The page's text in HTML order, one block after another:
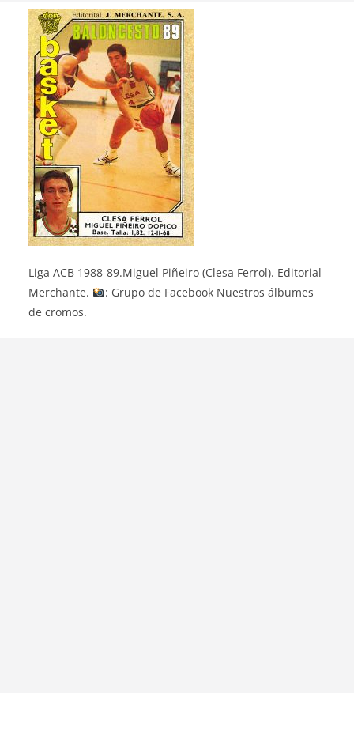
Liga ACB 1988-89.Miguel Piñeiro (Clesa Ferrol). Editorial
Merchante.
: Grupo de Facebook Nuestros álbumes
de cromos.